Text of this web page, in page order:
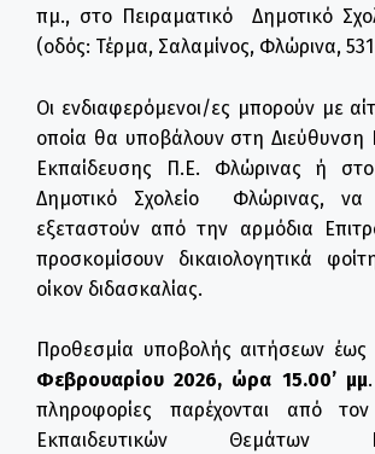
πμ., στο Πειραματικό Δημοτικό
(οδός: Τέρμα, Σαλαμίνος, Φλώρινα,
Οι ενδιαφερόμενοι/ες μπορούν με
οποία θα υποβάλουν στη Διεύθυνση
Εκπαίδευσης Π.Ε. Φλώρινας ή στο
Δημοτικό Σχολείο Φλώρινας, να
εξεταστούν από την αρμόδια
προσκομίσουν δικαιολογητικά
οίκον διδασκαλίας.
Προθεσμία υποβολής αιτήσεων έως
Φεβρουαρίου 2026, ώρα 15.00’ μμ
πληροφορίες παρέχονται από
Εκπαιδευτικών Θεμάτων